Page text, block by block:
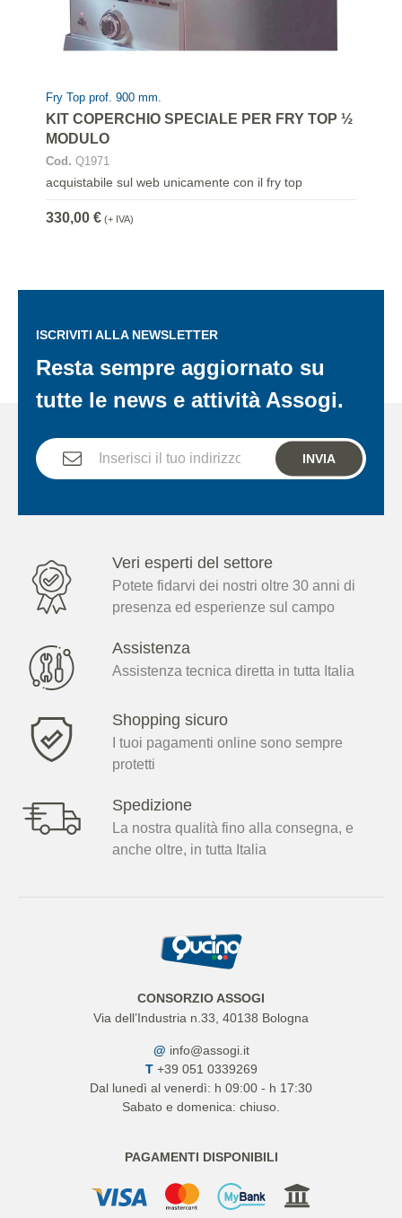
Fry Top prof. 900 mm.
KIT COPERCHIO SPECIALE PER FRY TOP ½
MODULO
Cod. Q1971
acquistabile sul web unicamente con il fry top
330,00 € (+ IVA)
ISCRIVITI ALLA NEWSLETTER
Resta sempre aggiornato su
tutte le news e attività Assogi.
INVIA
Veri esperti del settore
Potete fidarvi dei nostri oltre 30 anni di
presenza ed esperienze sul campo
Assistenza
Assistenza tecnica diretta in tutta Italia
Shopping sicuro
I tuoi pagamenti online sono sempre
protetti
Spedizione
La nostra qualità fino alla consegna, e
anche oltre, in tutta Italia
CONSORZIO ASSOGI
Via dell’Industria n.33, 40138 Bologna
@ info@assogi.it
T +39 051 0339269
Dal lunedì al venerdì: h 09:00 - h 17:30
Sabato e domenica: chiuso.
PAGAMENTI DISPONIBILI